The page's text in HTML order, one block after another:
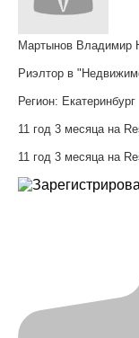
Мартынов Владимир
Риэлтор в
Регион: Екатеринбург
11 год 3 месяца на
11 год 3 месяца на